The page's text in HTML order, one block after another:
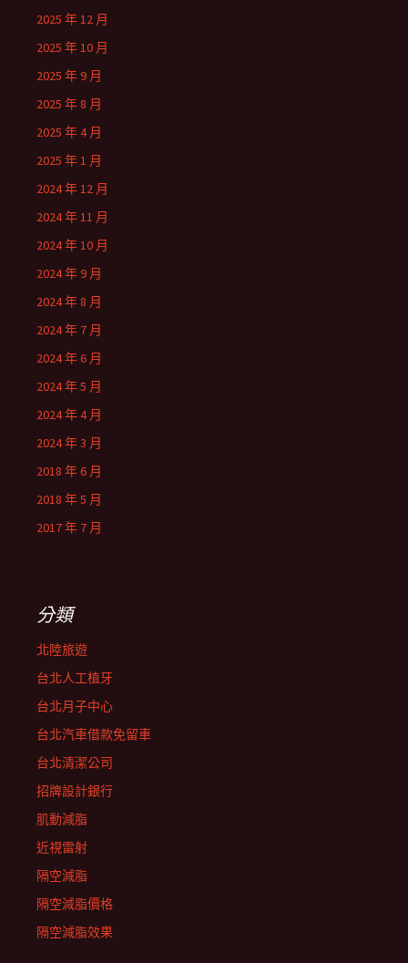
2025 年 12 月
2025 年 10 月
2025 年 9 月
2025 年 8 月
2025 年 4 月
2025 年 1 月
2024 年 12 月
2024 年 11 月
2024 年 10 月
2024 年 9 月
2024 年 8 月
2024 年 7 月
2024 年 6 月
2024 年 5 月
2024 年 4 月
2024 年 3 月
2018 年 6 月
2018 年 5 月
2017 年 7 月
分類
北陸旅遊
台北人工植牙
台北月子中心
台北汽車借款免留車
台北清潔公司
招牌設計銀行
肌動減脂
近視雷射
隔空減脂
隔空減脂價格
隔空減脂效果